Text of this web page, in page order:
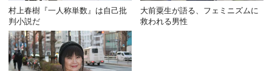
村上春樹『一人称単数』は自己批
判小説だ
大前粟生が語る、フェミニズムに
救われる男性